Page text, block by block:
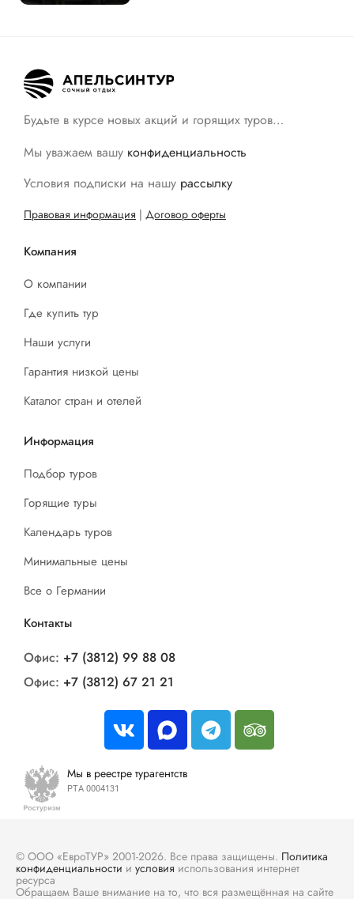
Будьте в курсе новых акций и горящих туров…
Мы уважаем вашу конфиденциальность
Условия подписки на нашу рассылку
Правовая информация | Договор оферты
Компания
О компании
Где купить тур
Наши услуги
Гарантия низкой цены
Каталог стран и отелей
Информация
Подбор туров
Горящие туры
Календарь туров
Минимальные цены
Все о Германии
Контакты
Офис: +7 (3812) 99 88 08
Офис: +7 (3812) 67 21 21
Мы в реестре турагентств
РТА 0004131
© ООО «ЕвроТУР» 2001-2026. Все права защищены. Политика
конфиденциальности и условия использования интернет
ресурса
Обращаем Ваше внимание на то, что вся размещённая на сайте